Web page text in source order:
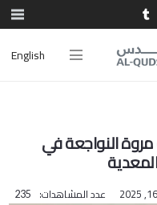
English
النواجعة في
عدد المشاهدات: 235